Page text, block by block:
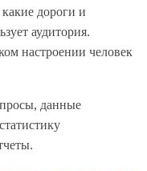
дороги и
аудитория.
настроении человек
данные